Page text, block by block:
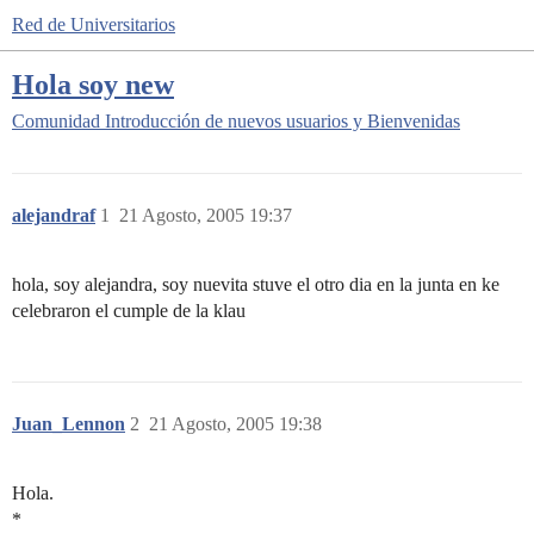
Red de Universitarios
Hola soy new
Comunidad Introducción de nuevos usuarios y Bienvenidas
alejandraf 21 Agosto, 2005 19:37
1
hola, soy alejandra, soy nuevita stuve el otro dia en la junta en ke
celebraron el cumple de la klau
Juan_Lennon 21 Agosto, 2005 19:38
2
Hola.
*